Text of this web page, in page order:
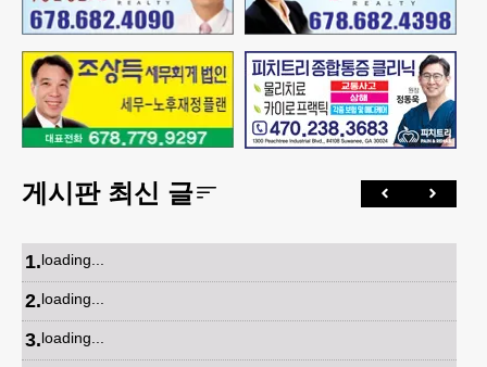
게시판 최신 글
1.loading...
2.loading...
3.loading...